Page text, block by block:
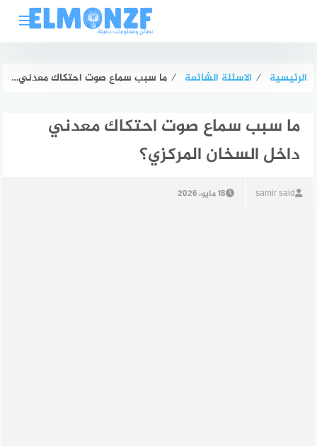
الرئيسية ⁄ الاسئلة الشائعة ⁄ ما سبب سماع صوت احتكاك معدني داخل السخان المركزي؟
ما سبب سماع صوت احتكاك معدني
داخل السخان المركزي؟
samir said 18 مايو، 2026